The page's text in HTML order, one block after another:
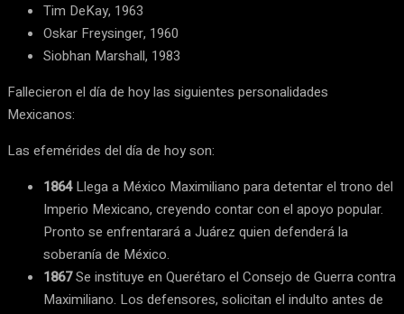
Tim DeKay, 1963
Oskar Freysinger, 1960
Siobhan Marshall, 1983
Fallecieron el día de hoy las siguientes personalidades
Mexicanos:
Las efemérides del día de hoy son:
1864Llega a México Maximiliano para detentar el trono del
Imperio Mexicano, creyendo contar con el apoyo popular.
Pronto se enfrentarará a Juárez quien defenderá la
soberanía de México.
1867Se instituye en Querétaro el Consejo de Guerra contra
Maximiliano. Los defensores, solicitan el indulto antes de